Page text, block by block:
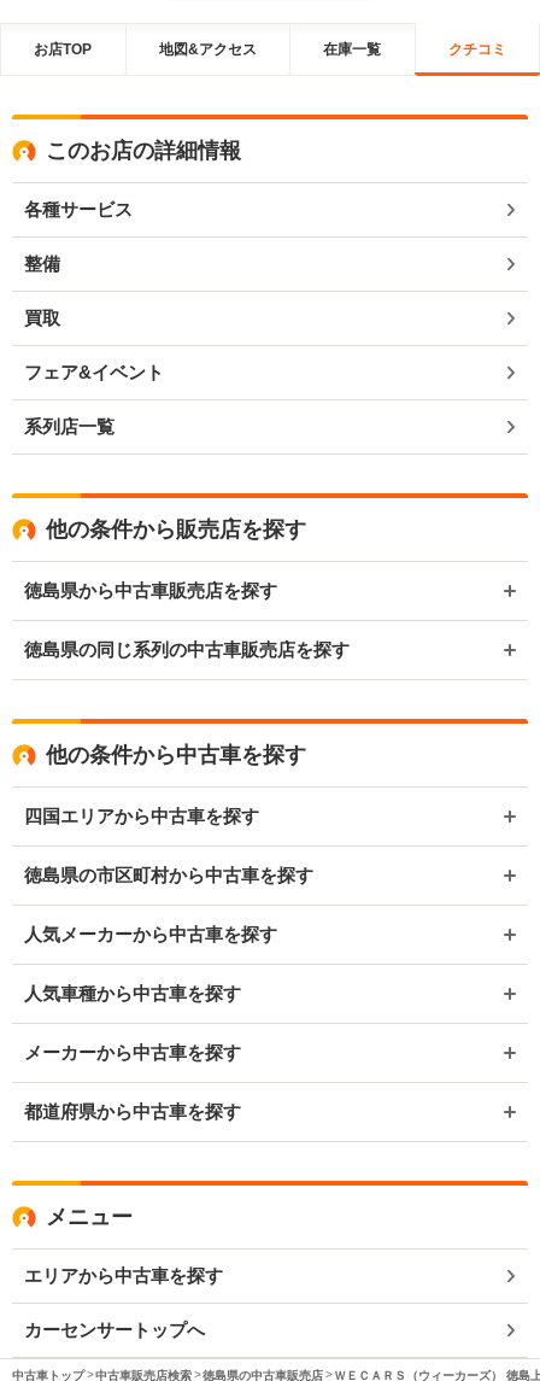
お店TOP 地図&アクセス 在庫一覧 クチコミ
このお店の詳細情報
各種サービス
整備
買取
フェア&イベント
系列店一覧
他の条件から販売店を探す
徳島県から中古車販売店を探す
徳島県の同じ系列の中古車販売店を探す
他の条件から中古車を探す
四国エリアから中古車を探す
徳島県の市区町村から中古車を探す
人気メーカーから中古車を探す
人気車種から中古車を探す
メーカーから中古車を探す
都道府県から中古車を探す
メニュー
エリアから中古車を探す
カーセンサートップへ
中古車トップ 中古車販売店検索 徳島県の中古車販売店 ＷＥＣＡＲＳ（ウィーカーズ） 徳島